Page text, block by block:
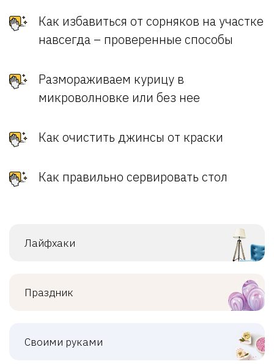
Как избавиться от сорняков на участке
навсегда – проверенные способы
Размораживаем курицу в
микроволновке или без нее
Как очистить джинсы от краски
Как правильно сервировать стол
Лайфхаки
Праздник
Своими руками